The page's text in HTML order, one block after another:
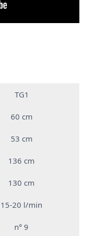
TG1
60 cm
53 cm
136 cm
130 cm
15-20 l/min
n° 9